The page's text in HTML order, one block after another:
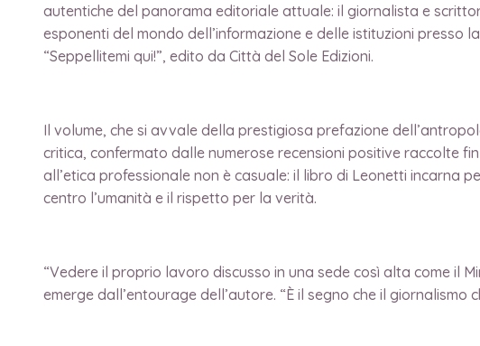
autentiche del panorama editoriale attuale: il giornalista e
esponenti del mondo dell’informazione e delle istituzioni
“Seppellitemi qui!”, edito da Città del Sole Edizioni.
Il volume, che si avvale della prestigiosa prefazione
critica, confermato dalle numerose recensioni positive raccolte
all’etica professionale non è casuale: il libro di Leonetti incarna
centro l’umanità e il rispetto per la verità.
“Vedere il proprio lavoro discusso in una sede così alta come il
emerge dall’entourage dell’autore. “È il segno che il